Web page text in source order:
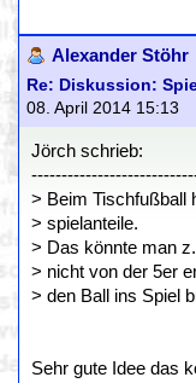
Alexander Stöhr
Re: Diskussion:
08. April 2014 15:13
Jörch schrieb:
> Beim Tischfußball
> spielanteile.
> Das könnte man
> nicht von der 5er
> den Ball ins Spiel
Sehr gute Idee das